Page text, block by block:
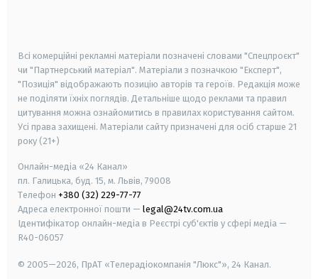
Всі комерційні рекламні матеріали позначені словами "Спецпроєкт"
чи "Партнерський матеріал". Матеріали з позначкою "Експерт",
"Позиція" відображають позицію авторів та героїв. Редакція може
не поділяти їхніх поглядів. Детальніше щодо реклами та правил
цитування можна ознайомитись в правилах користування сайтом.
Усі права захищені. Матеріали сайту призначені для осіб старше 21
року (21+)
Онлайн-медіа «24 Канал»
пл. Галицька, буд. 15, м. Львів, 79008
Телефон +380 (32) 229-77-77
Адреса електронної пошти — legal@24tv.com.ua
Ідентифікатор онлайн-медіа в Реєстрі суб'єктів у сфері медіа —
R40-06057
© 2005—2026, ПрАТ «Телерадіокомпанія "Люкс"», 24 Канал.